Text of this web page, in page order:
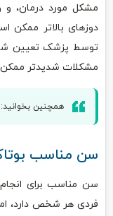
مشکل مورد درمان،
دوزهای بالاتر ممکن
توسط پزشک تعیین
مشکلات شدیدتر ممکن
همچنین بخوانید:
سن مناسب
سن مناسب برای